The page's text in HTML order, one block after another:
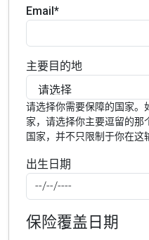
Email*
主要目的地
请选择你需要保障的国家。
家，请选择你主要逗留的那
国家，并不只限制于你在这
出生日期
保险覆盖日期